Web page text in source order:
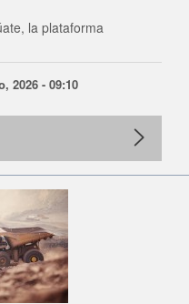
la plataforma
2026 - 09:10